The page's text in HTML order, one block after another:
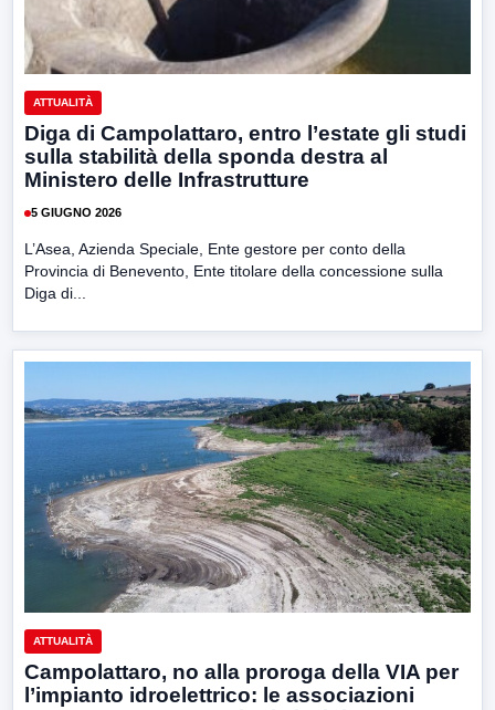
ATTUALITÀ
Diga di Campolattaro, entro l’estate gli studi
sulla stabilità della sponda destra al
Ministero delle Infrastrutture
5 GIUGNO 2026
L’Asea, Azienda Speciale, Ente gestore per conto della
Provincia di Benevento, Ente titolare della concessione sulla
Diga di...
ATTUALITÀ
Campolattaro, no alla proroga della VIA per
l’impianto idroelettrico: le associazioni